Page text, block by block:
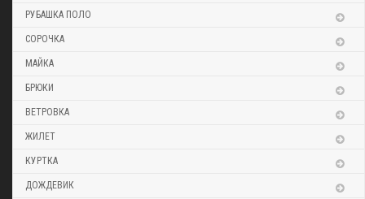
РУБАШКА ПОЛО
СОРОЧКА
МАЙКА
БРЮКИ
ВЕТРОВКА
ЖИЛЕТ
КУРТКА
ДОЖДЕВИК